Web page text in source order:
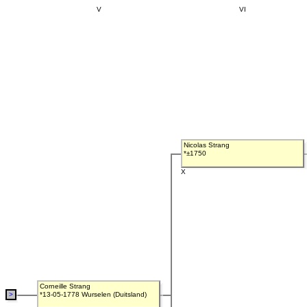
>
V VI
Nicolas Strang
*±1750
X
Corneille Strang
*13-05-1778 Wurselen (Duitsland)